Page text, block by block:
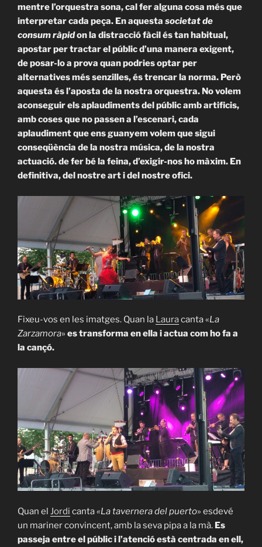
mentre l’orquestra sona, cal fer alguna cosa més que
interpretar cada peça. En aquesta societat de
consum ràpidon la distracció fàcil és tan habitual,
apostar per tractar el públic d’una manera exigent,
de posar-lo a prova quan podries optar per
alternatives més senzilles, és trencar la norma. Però
aquesta és l’aposta de la nostra orquestra. No volem
aconseguir els aplaudiments del públic amb artificis,
amb coses que no passen a l’escenari, cada
aplaudiment que ens guanyem volem que sigui
conseqüència de la nostra música, de la nostra
actuació. de fer bé la feina, d’exigir-nos ho màxim. En
definitiva, del nostre art i del nostre ofici.
Fixeu-vos en les imatges. Quan la Lauracanta «La
Zarzamora» es transforma en ella i actua com ho fa a
la cançó.
Quan el Jordi canta«La tavernera del puerto» esdevé
un mariner convincent, amb la seva pipa a la mà. Es
passeja entre el públic i l’atenció està centrada en ell,